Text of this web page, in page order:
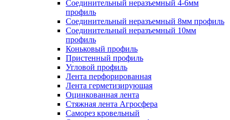
Соединительный неразъемный 4-6мм
профиль
Соединительный неразъемный 8мм профиль
Соединительный неразъемный 10мм
профиль
Коньковый профиль
Пристенный профиль
Угловой профиль
Лента перфорированная
Лента герметизирующая
Оцинкованная лента
Стяжная лента Агросфера
Саморез кровельный